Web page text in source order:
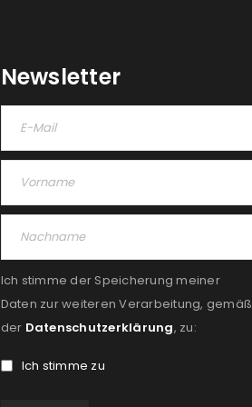
Newsletter
Ich stimme der Speicherung meiner
Daten zur weiteren Verarbeitung, gemäß
der Datenschutzerklärung, zu:
Ich stimme zu